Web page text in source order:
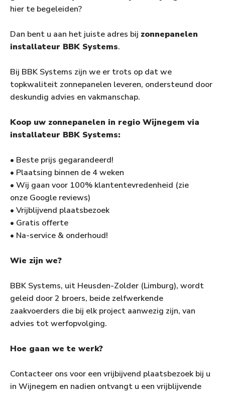
hier te begeleiden?
Dan bent u aan het juiste adres bij zonnepanelen
installateur BBK Systems.
Bij BBK Systems zijn we er trots op dat we
topkwaliteit zonnepanelen leveren, ondersteund door
deskundig advies en vakmanschap.
Koop uw zonnepanelen in regio Wijnegem via
installateur BBK Systems:
• Beste prijs gegarandeerd!
• Plaatsing binnen de 4 weken
• Wij gaan voor 100% klantentevredenheid (zie
onze Google reviews)
• Vrijblijvend plaatsbezoek
• Gratis offerte
• Na-service & onderhoud!
Wie zijn we?
BBK Systems, uit Heusden-Zolder (Limburg), wordt
geleid door 2 broers, beide zelfwerkende
zaakvoerders die bij elk project aanwezig zijn, van
advies tot werfopvolging.
Hoe gaan we te werk?
Contacteer ons voor een vrijbijvend plaatsbezoek bij u
in Wijnegem en nadien ontvangt u een vrijblijvende